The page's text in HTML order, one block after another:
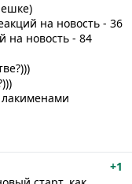
на новость - 36
на новость - 84
+1